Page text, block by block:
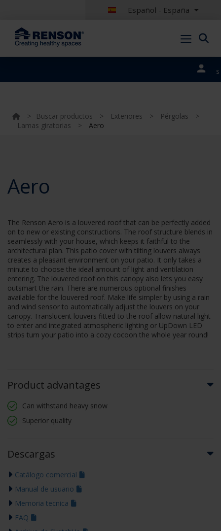
Español - España
portales
> Buscar productos > Exteriores > Pérgolas
>
Lamas giratorias
> Aero
Aero
The Renson Aero is a louvered roof that can be perfectly added
on to new or existing constructions. The roof structure blends in
seamlessly with your house, which keeps it faithful to the
architectural plan. This patio cover with tilting louvers always
creates a pleasant environment on your patio. It only takes a
minute to choose the ideal amount of light and ventilation
entering. The louvered roof on this canopy also lets you easy
outsmart the rain. There are numerous optional finishes
available for the louvered roof. Make life simpler by using a rain
and wind sensor to automatically adjust the louvers on your
canopy. Translucent louvers fitted to the roof allow natural light
to enter and integrated atmospheric lighting or UpDown LED
strips turn your patio into a cozy cocoon the whole year round!
Product advantages
Can withstand heavy snow
Superior quality
Descargas
Catálogo comercial
Manual de usuario
Memoria tecnica
FAQ